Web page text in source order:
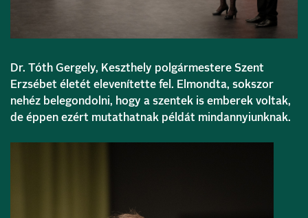
Dr. Tóth Gergely, Keszthely polgármestere Szent
Erzsébet életét elevenítette fel. Elmondta, sokszor
nehéz belegondolni, hogy a szentek is emberek voltak,
de éppen ezért mutathatnak példát mindannyiunknak.